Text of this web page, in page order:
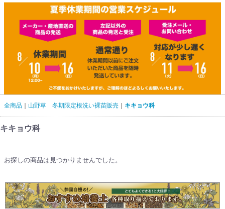
全商品 山野草 冬期限定根洗い裸苗販売 キキョウ科
キキョウ科
お探しの商品は見つかりませんでした。